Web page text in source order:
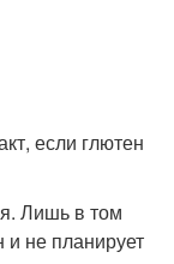
если глютен
Лишь в том
и не планирует